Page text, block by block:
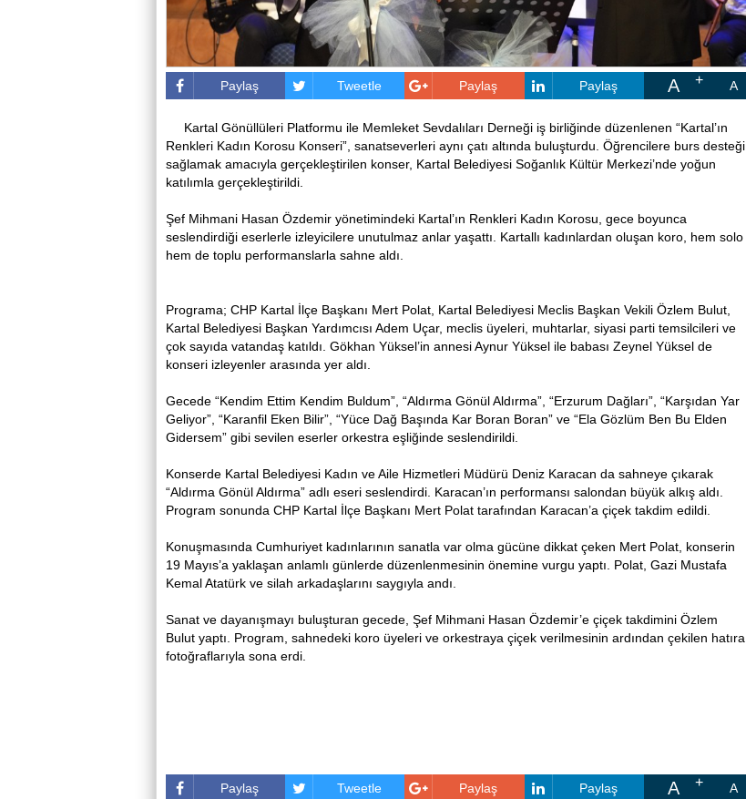
Paylaş Tweetle Paylaş Paylaş A A
Kartal Gönüllüleri Platformu ile Memleket Sevdalıları Derneği iş birliğinde düzenlenen “Kartal’ın
Renkleri Kadın Korosu Konseri”, sanatseverleri aynı çatı altında buluşturdu. Öğrencilere burs desteği
sağlamak amacıyla gerçekleştirilen konser, Kartal Belediyesi Soğanlık Kültür Merkezi’nde yoğun
katılımla gerçekleştirildi.
Şef Mihmani Hasan Özdemir yönetimindeki Kartal’ın Renkleri Kadın Korosu, gece boyunca
seslendirdiği eserlerle izleyicilere unutulmaz anlar yaşattı. Kartallı kadınlardan oluşan koro, hem solo
hem de toplu performanslarla sahne aldı.
Programa; CHP Kartal İlçe Başkanı Mert Polat , Kartal Belediyesi Meclis Başkan Vekili Özlem Bulut
Kartal Belediyesi Başkan Yardımcısı Adem Uçar, meclis üyeleri, muhtarlar, siyasi parti temsilcileri ve
çok sayıda vatandaş katıldı. Gökhan Yüksel’in annesi Aynur Yüksel ile babası Zeynel Yüksel de
konseri izleyenler arasında yer aldı.
Gecede “Kendim Ettim Kendim Buldum”, “Aldırma Gönül Aldırma”, “Erzurum Dağları”, “Karşıdan Yar
Geliyor”, “Karanfil Eken Bilir”, “Yüce Dağ Başında Kar Boran Boran” ve “Ela Gözlüm Ben Bu Elden
Gidersem” gibi sevilen eserler orkestra eşliğinde seslendirildi.
Konserde Kartal Belediyesi Kadın ve Aile Hizmetleri Müdürü Deniz Karacan da sahneye çıkarak
“Aldırma Gönül Aldırma” adlı eseri seslendirdi. Karacan’ın performansı salondan büyük alkış aldı.
Program sonunda CHP Kartal İlçe Başkanı Mert Polat tarafından Karacan’a çiçek takdim edildi.
Konuşmasında Cumhuriyet kadınlarının sanatla var olma gücüne dikkat çeken Mert Polat, konserin
19 Mayıs’a yaklaşan anlamlı günlerde düzenlenmesinin önemine vurgu yaptı. Polat, Gazi Mustafa
Kemal Atatürk ve silah arkadaşlarını saygıyla andı.
Sanat ve dayanışmayı buluşturan gecede, Şef Mihmani Hasan Özdemir’e çiçek takdimini Özlem
Bulut yaptı. Program, sahnedeki koro üyeleri ve orkestraya çiçek verilmesinin ardından çekilen hatıra
fotoğraflarıyla sona erdi.
Paylaş Tweetle Paylaş Paylaş A A